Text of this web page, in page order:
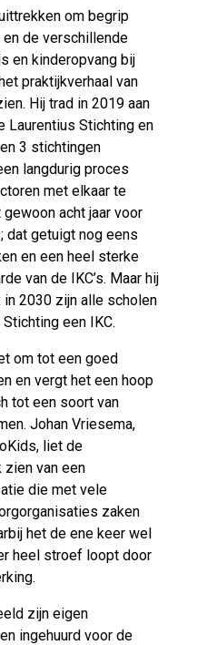
om begrip
de verschillende
en kinderopvang bij
praktijkverhaal van
Hij trad in 2019 aan
Laurentius Stichting en
3 stichtingen
langdurig proces
met elkaar te
acht jaar voor
dat getuigt nog eens
en een heel sterke
van de IKC’s. Maar hij
in 2030 zijn alle scholen
een IKC.
om tot een goed
en vergt het een hoop
tot een soort van
Johan Vriesema,
liet de
van een
die met vele
zaken
het de ene keer wel
heel stroef loopt door
zijn eigen
ingehuurd voor de